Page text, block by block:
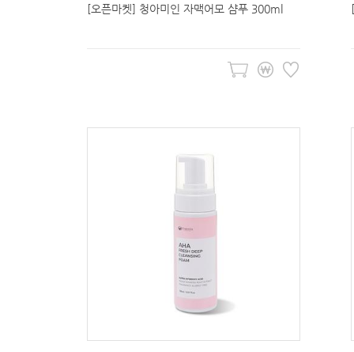
[오픈마켓] 청아미인 자맥어모 샴푸 300ml